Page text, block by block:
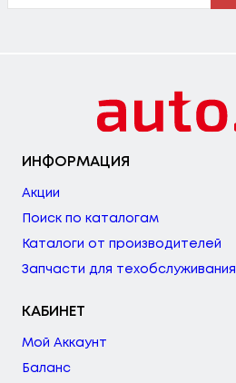
ИНФОРМАЦИЯ
Акции
Поиск по каталогам
Каталоги от производителей
Запчасти для техобслуживания
КАБИНЕТ
Мой Аккаунт
Баланс